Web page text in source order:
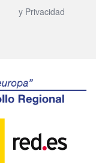
y Privacidad